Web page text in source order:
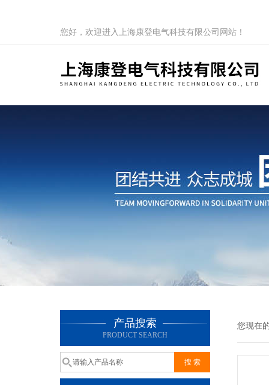
您好，欢迎进入上海康登电气科技有限公司网站！
产品搜索
PRODUCT SEARCH
您现在